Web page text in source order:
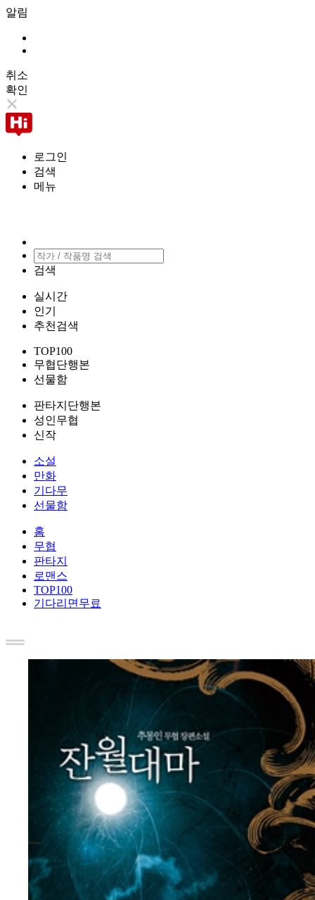
알림
취소
확인
로그인
검색
메뉴
검색
실시간
인기
추천검색
TOP100
무협단행본
선물함
판타지단행본
성인무협
신작
소설
만화
기다무
선물함
홈
무협
판타지
로맨스
TOP100
기다리면무료